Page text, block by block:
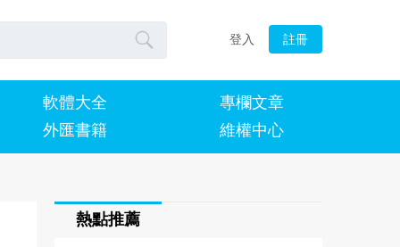
 登入 註冊
軟體大全
外匯書籍
專欄文章
維權中心
熱點推薦